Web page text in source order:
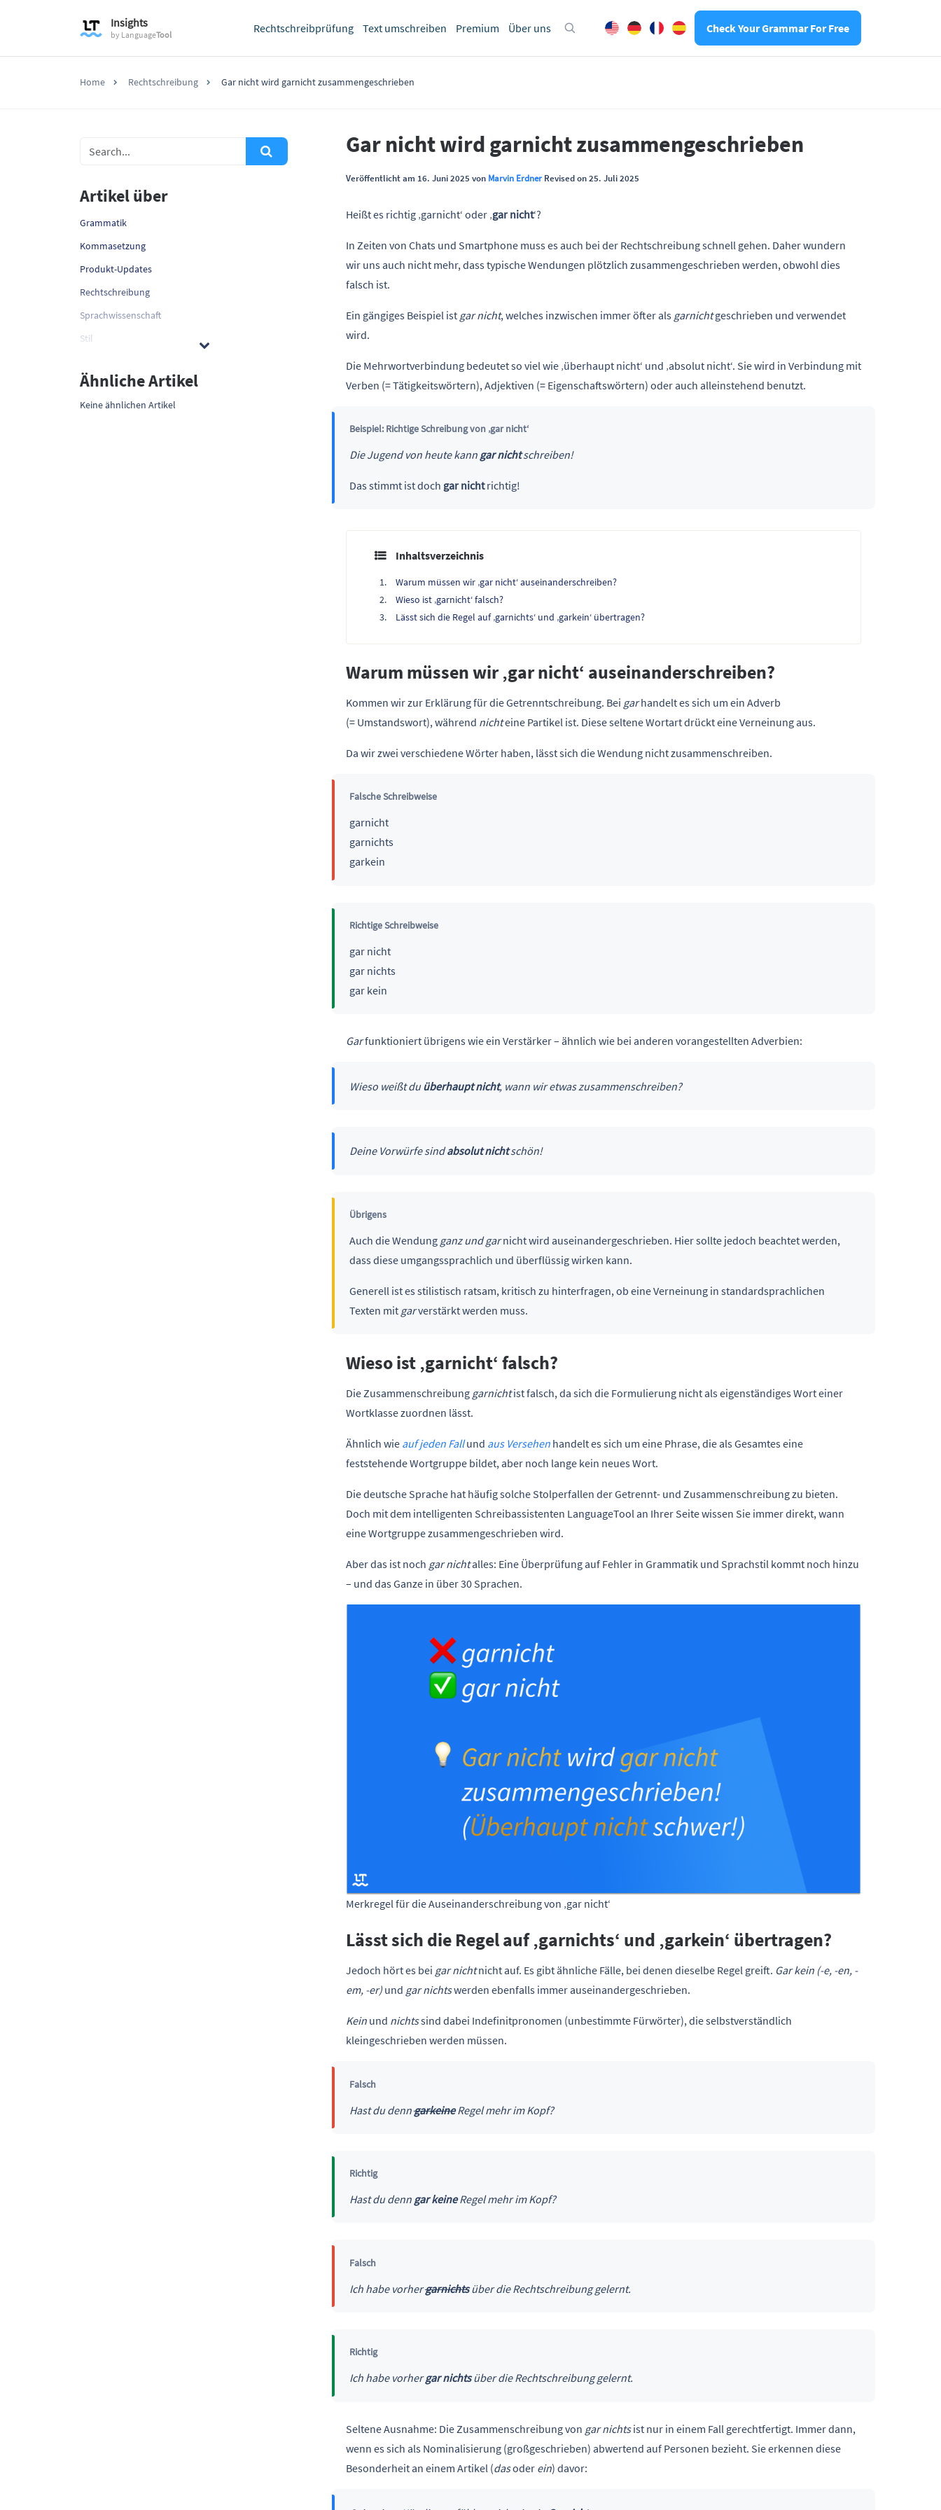
Insights
by LanguageTool Rechtschreibprüfung Text umschreiben Premium Über uns Check Your Grammar For Free
Home Rechtschreibung Gar nicht wird garnicht zusammengeschrieben
Gar nicht wird garnicht zusammengeschrieben
Veröffentlicht am 16. Juni 2025 von Marvin Erdner Revised on 25. Juli 2025
Heißt es richtig ‚garnicht‘ oder ‚gar nicht‘?
In Zeiten von Chats und Smartphone muss es auch bei der Rechtschreibung schnell gehen. Daher wundern
wir uns auch nicht mehr, dass typische Wendungen plötzlich zusammengeschrieben werden, obwohl dies
falsch ist.
Ein gängiges Beispiel ist gar nicht, welches inzwischen immer öfter als garnichtgeschrieben und verwendet
wird.
Die Mehrwortverbindung bedeutet so viel wie ‚überhaupt nicht‘ und ‚absolut nicht‘. Sie wird in Verbindung mit
Verben (= Tätigkeitswörtern), Adjektiven (= Eigenschaftswörtern) oder auch alleinstehend benutzt.
Beispiel: Richtige Schreibung von ‚gar nicht‘
Die Jugend von heute kann gar nichtschreiben!
Das stimmt ist doch gar nicht richtig!
Inhaltsverzeichnis
Warum müssen wir ‚gar nicht‘ auseinanderschreiben?
Wieso ist ‚garnicht‘ falsch?
Lässt sich die Regel auf ‚garnichts‘ und ‚garkein‘ übertragen?
Warum müssen wir ‚gar nicht‘ auseinanderschreiben?
Kommen wir zur Erklärung für die Getrenntschreibung. Bei garhandelt es sich um ein Adverb
(= Umstandswort), während nichteine Partikel ist. Diese seltene Wortart drückt eine Verneinung aus.
Da wir zwei verschiedene Wörter haben, lässt sich die Wendung nicht zusammenschreiben.
Falsche Schreibweise
garnicht
garnichts
garkein
Richtige Schreibweise
gar nicht
gar nichts
gar kein
Garfunktioniert übrigens wie ein Verstärker – ähnlich wie bei anderen vorangestellten Adverbien:
Wieso weißt duüberhaupt nicht, wann wir etwas zusammenschreiben?
Deine Vorwürfe sindabsolut nichtschön!
Übrigens
Auch die Wendung ganz und garnicht wird auseinandergeschrieben. Hier sollte jedoch beachtet werden,
dass diese umgangssprachlich und überflüssig wirken kann.
Generell ist es stilistisch ratsam, kritisch zu hinterfragen, ob eine Verneinung in standardsprachlichen
Texten mit garverstärkt werden muss.
Wieso ist ‚garnicht‘ falsch?
Die Zusammenschreibung garnichtist falsch, da sich die Formulierung nicht als eigenständiges Wort einer
Wortklasse zuordnen lässt.
Ähnlich wie auf jeden Fall und aus Versehen handelt es sich um eine Phrase, die als Gesamtes eine
feststehende Wortgruppe bildet, aber noch lange kein neues Wort.
Die deutsche Sprache hat häufig solche Stolperfallen der Getrennt- und Zusammenschreibung zu bieten.
Doch mit dem intelligenten Schreibassistenten LanguageTool an Ihrer Seite wissen Sie immer direkt, wann
eine Wortgruppe zusammengeschrieben wird.
Aber das ist noch gar nichtalles: Eine Überprüfung auf Fehler in Grammatik und Sprachstil kommt noch hinzu
– und das Ganze in über 30 Sprachen.
Merkregel für die Auseinanderschreibung von ‚gar nicht‘
Lässt sich die Regel auf ‚garnichts‘ und ‚garkein‘ übertragen?
Jedoch hört es bei gar nichtnicht auf. Es gibt ähnliche Fälle, bei denen dieselbe Regel greift. Gar kein (-e, -en, -
em, -er) und gar nichtswerden ebenfalls immer auseinandergeschrieben.
Kein und nichtssind dabei Indefinitpronomen (unbestimmte Fürwörter), die selbstverständlich
kleingeschrieben werden müssen.
Falsch
Hast du denngarkeineRegel mehr im Kopf?
Richtig
Hast du denn gar keineRegel mehr im Kopf?
Falsch
Ich habe vorhergarnichtsüber die Rechtschreibung gelernt.
Richtig
Ich habe vorhergar nichtsüber die Rechtschreibung gelernt.
Seltene Ausnahme: Die Zusammenschreibung von gar nichtsist nur in einem Fall gerechtfertigt. Immer dann,
wenn es sich als Nominalisierung (großgeschrieben) abwertend auf Personen bezieht. Sie erkennen diese
Besonderheit an einem Artikel (dasoder ein) davor:
Artikel über
Grammatik
Kommasetzung
Produkt-Updates
Rechtschreibung
Sprachwissenschaft
Stil
Ähnliche Artikel
Keine ähnlichen Artikel